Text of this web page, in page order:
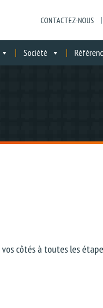
CONTACTEZ-NOUS
Société
côtés à toutes les